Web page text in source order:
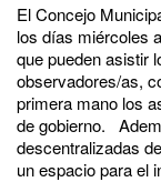
El Concejo
los días miércoles
que pueden asistir
observadores/as,
primera mano los
de gobierno.
descentralizadas
un espacio para el